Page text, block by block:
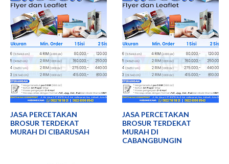
JASA PERCETAKAN
BROSUR TERDEKAT
MURAH DI CIBARUSAH
JASA PERCETAKAN
BROSUR TERDEKAT
MURAH DI
CABANGBUNGIN